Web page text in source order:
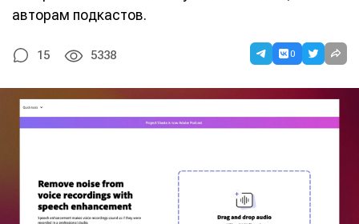
авторам подкастов.
15 5338 0